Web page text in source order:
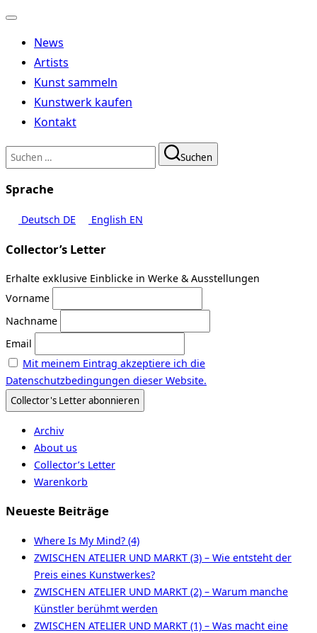
Navigation
umschalten
News
Artists
Kunst sammeln
Kunstwerk kaufen
Kontakt
Suchen
nach:
Suchen
Sprache
Deutsch DE English EN
Collector’s Letter
Erhalte exklusive Einblicke in Werke & Ausstellungen
Vorname
Nachname
Email
Mit meinem Eintrag akzeptiere ich die
Datenschutzbedingungen dieser Website.
Archiv
About us
Collector’s Letter
Warenkorb
Neueste Beiträge
Where Is My Mind? (4)
ZWISCHEN ATELIER UND MARKT (3) – Wie entsteht der
Preis eines Kunstwerkes?
ZWISCHEN ATELIER UND MARKT (2) – Warum manche
Künstler berühmt werden
ZWISCHEN ATELIER UND MARKT (1) – Was macht eine